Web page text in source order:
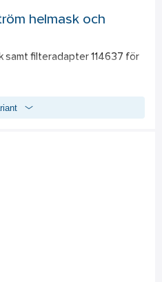
helmask och
samt filteradapter 114637 för